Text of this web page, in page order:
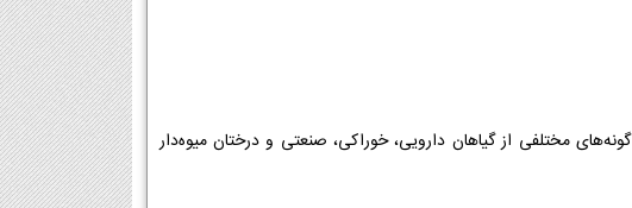
مختلفی از گیاهان دارویی، خوراکی، صنعتی و درختان میوه‌دار